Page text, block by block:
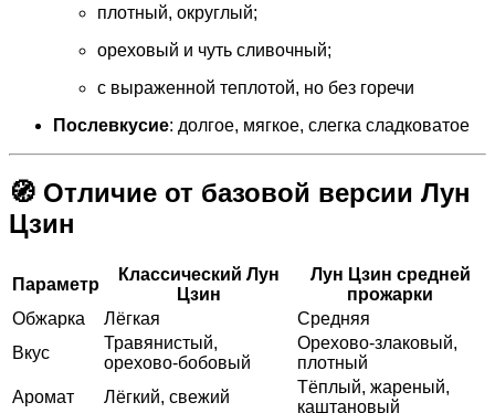
плотный, округлый;
ореховый и чуть сливочный;
с выраженной теплотой, но без горечи
Послевкусие: долгое, мягкое, слегка сладковатое
🧭 Отличие от базовой версии Лун
Цзин
Параметр
Классический Лун
Цзин
Лун Цзин средней
прожарки
Обжарка
Лёгкая
Средняя
Вкус
Травянистый,
орехово-бобовый
Орехово-злаковый,
плотный
Аромат
Лёгкий, свежий
Тёплый, жареный,
каштановый